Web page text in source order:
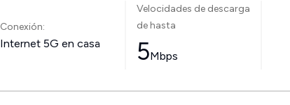
Conexión:
Internet 5G en casa
Velocidades de descarga
de hasta
5Mbps